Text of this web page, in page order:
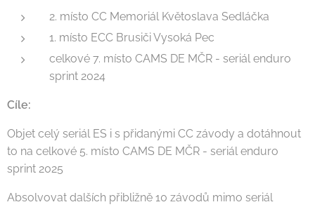
2. místo CC Memoriál Květoslava Sedláčka
1. místo ECC Brusiči Vysoká Pec
celkové 7. místo CAMS DE MČR - seriál enduro
sprint 2024
Cíle:
Objet celý seriál ES i s přidanými CC závody a dotáhnout
to na celkové 5. místo CAMS DE MČR - seriál enduro
sprint 2025
Absolvovat dalších přibližně 10 závodů mimo seriál